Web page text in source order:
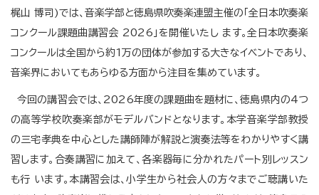
梶山 博司)では、音楽学部と徳島県吹奏楽連盟主催の「全日本吹奏楽
コンクール課題曲講習会 2026」を開催いたし ます。全日本吹奏楽
コンクールは全国から約1万の団体が参加する大きなイベントであり、
音楽界においてもあらゆる方面から注目を集めています。
今回の講習会では、2026年度の課題曲を題材に、徳島県内の4つ
の高等学校吹奏楽部がモデルバンドとなります。本学音楽学部教授
の三宅孝典を中心とした講師陣が解説と演奏法等をわかりやすく講
習します。合奏講習に加えて、各楽器毎に分かれたパート別レッスン
も行 います。本講習会は、小学生から社会人の方々までご聴講いた